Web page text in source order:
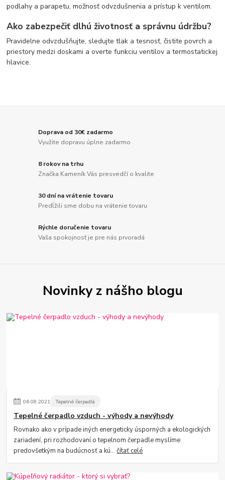
podlahy a parapetu, možnosť odvzdušnenia a prístup k ventilom.
Ako zabezpečiť dlhú životnosť a správnu údržbu?
Pravidelne odvzdušňujte, sledujte tlak a tesnosť, čistite povrch a
priestory medzi doskami a overte funkciu ventilov a termostatickej
hlavice.
Doprava od 30€ zadarmo
Využite dopravu úplne zadarmo
8 rokov na trhu
Značka Kameník Vás presvedčí o kvalite
30 dní na vrátenie tovaru
Predĺžili sme dobu na vrátenie tovaru
Rýchle doručenie tovaru
Vaša spokojnosť je pre nás prvoradá
Novinky z nášho blogu
06.08.2021 Tepelné čerpadlá
Tepelné čerpadlo vzduch - výhody a nevýhody
Rovnako ako v prípade iných energeticky úsporných a ekologických
zariadení, pri rozhodovaní o tepelnom čerpadle myslíme
predovšetkým na budúcnosť a kú...čítať celé